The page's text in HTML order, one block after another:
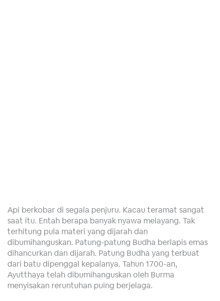
Api berkobar di segala penjuru. Kacau teramat sangat
saat itu. Entah berapa banyak nyawa melayang. Tak
terhitung pula materi yang dijarah dan
dibumihanguskan. Patung-patung Budha berlapis emas
dihancurkan dan dijarah. Patung Budha yang terbuat
dari batu dipenggal kepalanya. Tahun 1700-an,
Ayutthaya telah dibumihanguskan oleh Burma
menyisakan reruntuhan puing berjelaga.